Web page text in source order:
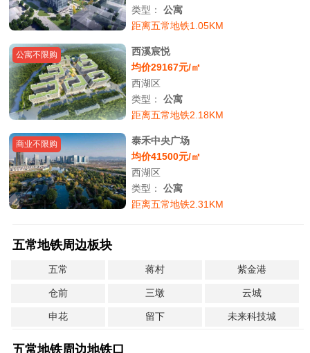
类型：公寓
距离五常地铁1.05KM
公寓不限购
西溪宸悦
均价29167元/㎡
西湖区
类型：公寓
距离五常地铁2.18KM
商业不限购
泰禾中央广场
均价41500元/㎡
西湖区
类型：公寓
距离五常地铁2.31KM
五常地铁周边板块
五常 蒋村 紫金港
仓前 三墩 云城
申花 留下 未来科技城
五常地铁周边地铁口